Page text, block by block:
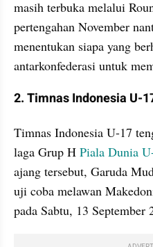
masih terbuka melalui
pertengahan November
menentukan siapa yang
antarkonfederasi untuk
2. Timnas Indonesia U-
Timnas Indonesia U-17
laga Grup H Piala Dunia
ajang tersebut, Garuda
uji coba melawan
pada Sabtu, 13 September